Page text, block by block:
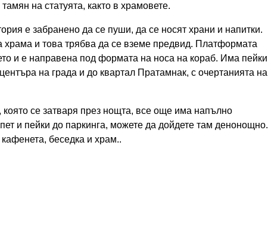
на статуята, както в храмовете.
е забранено да се пуши, да се носят храни и напитки.
храма и това трябва да се вземе предвид. Платформата
и е направена под формата на носа на кораб. Има пейки
на града и до квартал Пратамнак, с очертанията на
се затваря през нощта, все още има напълно
и пейки до паркинга, можете да дойдете там денонощно.
беседка и храм..